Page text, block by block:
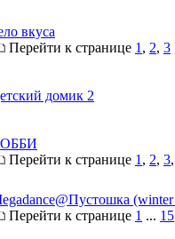
вкуса
Перейти к странице 1 , 2, 3
домик 2
Перейти к странице 1 , 2, 3
Перейти к странице 1 ... 15